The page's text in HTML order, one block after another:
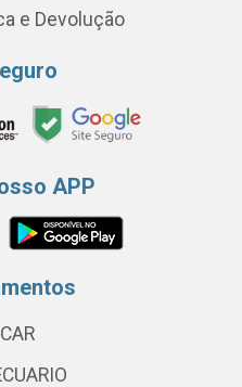
e Devolução
APP